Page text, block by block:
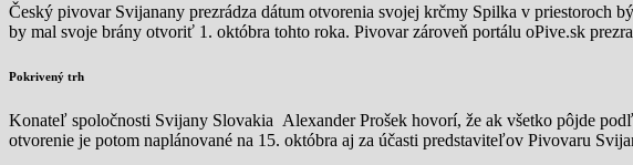
Český pivovar Svijanany prezrádza dátum otvorenia svojej krčmy Spilka v priestoroch
by mal svoje brány otvoriť 1. októbra tohto roka. Pivovar zároveň portálu oPive.sk
Pokrivený trh
Konateľ spoločnosti Svijany Slovakia Alexander Prošek hovorí, že ak všetko pôjde
otvorenie je potom naplánované na 15. októbra aj za účasti predstaviteľov Pivovaru